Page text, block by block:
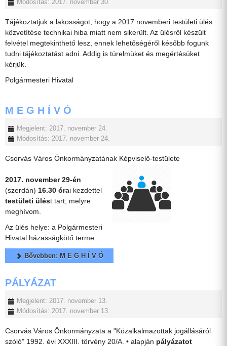
Módosítás: 2017. november 30.
Tájékoztatjuk a lakosságot, hogy a 2017 novemberi testületi ülés
közvetítése technikai hiba miatt nem sikerült. Az ülésről készült
felvétel megtekinthető lesz, ennek lehetőségéről később fogunk
tudni tájékoztatást adni. Addig is türelmüket és megértésüket
kérjük.
Polgármesteri Hivatal
M E G H Í V Ó
Megjelent: 2017. november 24.
Módosítás: 2017. november 24.
Csorvás Város Önkormányzatának Képviselő-testülete
2017. november 29-én
(szerdán) 16.30 órai kezdettel
testületi ülést tart, melyre
meghívom.
Az ülés helye: a Polgármesteri
Hivatal házasságkötő terme.
Bővebben: M E G H Í V Ó
PÁLYÁZAT
Megjelent: 2017. november 13.
Módosítás: 2017. november 13.
Csorvás Város Önkormányzata a "Közalkalmazottak jogállásáról
szóló" 1992. évi XXXIII. törvény 20/A. • alapján pályázatot